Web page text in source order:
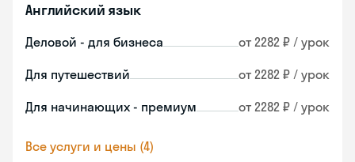
Английский язык
Деловой - для бизнеса от 2282 ₽ / урок
Для путешествий от 2282 ₽ / урок
Для начинающих - премиум от 2282 ₽ / урок
Все услуги и цены (4)